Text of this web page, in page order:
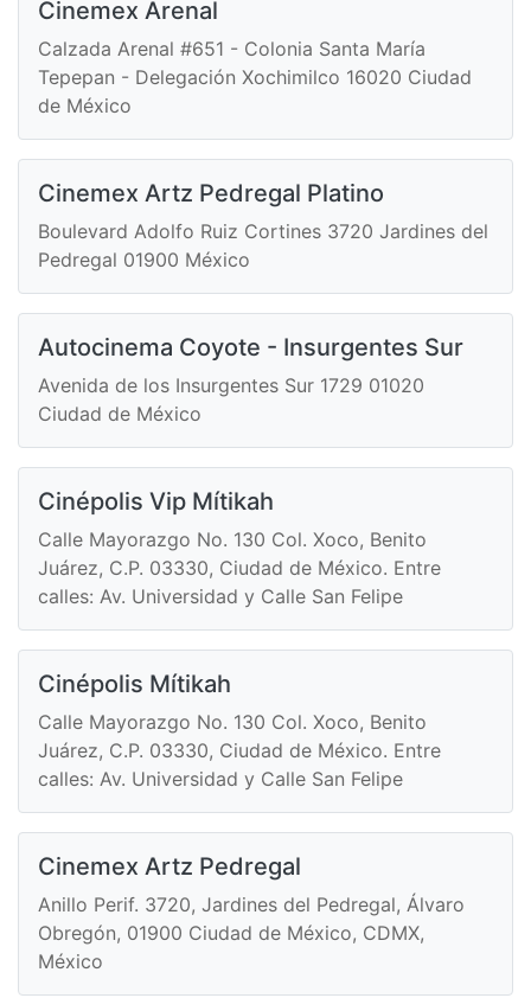
Cinemex Arenal
Calzada Arenal #651 - Colonia Santa María
Tepepan - Delegación Xochimilco 16020 Ciudad
de México
Cinemex Artz Pedregal Platino
Boulevard Adolfo Ruiz Cortines 3720 Jardines del
Pedregal 01900 México
Autocinema Coyote - Insurgentes Sur
Avenida de los Insurgentes Sur 1729 01020
Ciudad de México
Cinépolis Vip Mítikah
Calle Mayorazgo No. 130 Col. Xoco, Benito
Juárez, C.P. 03330, Ciudad de México. Entre
calles: Av. Universidad y Calle San Felipe
Cinépolis Mítikah
Calle Mayorazgo No. 130 Col. Xoco, Benito
Juárez, C.P. 03330, Ciudad de México. Entre
calles: Av. Universidad y Calle San Felipe
Cinemex Artz Pedregal
Anillo Perif. 3720, Jardines del Pedregal, Álvaro
Obregón, 01900 Ciudad de México, CDMX,
México